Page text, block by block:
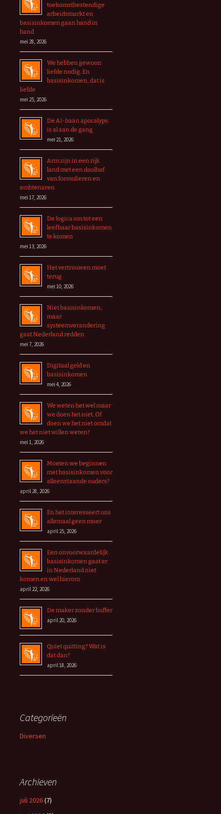
toekomstbestendige
arbeidsmarkt en
basisinkomen gaan hand in
hand
mei 28, 2026
We hebben gewoon
liefde nodig. En
basisinkomen, dat is
liefde
mei 25, 2026
De AI-baan apocalyps
is al aan de gang
mei 21, 2026
Arm zijn in een rijk
land met een doolhof
van formulieren en
ambtenaren
mei 17, 2026
De logica om tot een
leefbaar basisinkomen
te komen
mei 13, 2026
Het vertrouwen moet
terug
mei 10, 2026
Niet basisinkomen,
maar
systeemverandering
gaat Nederland redden
mei 7, 2026
Digitaal geld en
basisinkomen
mei 4, 2026
We weten het wel maar
we doen het niet. Of
doen we het niet omdat
we het niet willen weten?
mei 1, 2026
Moeten we beginnen
met basisinkomen voor
alleenstaande ouders?
april 28, 2026
En het interesseert ons
allemaal geen moer
april 25, 2026
Een onvoorwaardelijk
basisinkomen gaat er
in Nederland niet
komen en wel hierom
april 22, 2026
De maker zonder buffer
april 20, 2026
Quiet quitting? Wat is
dat dan?
april 18, 2026
Categorieën
Diversen
Archieven
juli 2026(7)